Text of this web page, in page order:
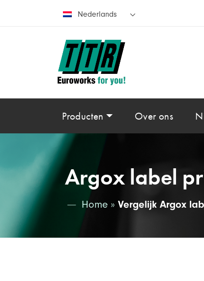
Nederlands
Producten Over ons
Argox label
Home » Vergelijk Argox